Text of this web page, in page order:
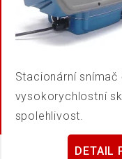
Stacionární
vysokorychlostní
spolehlivost.
DETAIL